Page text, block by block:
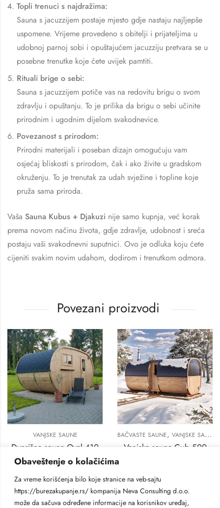
Obaveštenje o kolačićima
Za vreme korišćenja bilo koje stranice na veb-sajtu
https://burezakupanje.rs/ kompanija Neva Consulting d.o.o.
može da sačuva određene informacije na korisnikov uređaj,
Topli trenuci s najdražima:
Sauna s jacuzzijem postaje mjesto gdje nastaju najljepše
uspomene. Vrijeme provedeno s obitelji i prijateljima u
udobnoj parnoj sobi i opuštajućem jacuzziju pretvara se u
posebne trenutke koje ćete uvijek pamtiti.
Rituali brige o sebi:
Sauna s jacuzzijem potiče vas na redovitu brigu o svom
zdravlju i opuštanju. To je prilika da brigu o sebi učinite
prirodnim i ugodnim dijelom svakodnevice.
Povezanost s prirodom:
Prirodni materijali i poseban dizajn omogućuju vam
osjećaj bliskosti s prirodom, čak i ako živite u gradskom
okruženju. To je trenutak za udah svježine i topline koje
pruža sama priroda.
Vaša Sauna Kubus + Djakuzi nije samo kupnja, već korak
prema novom načinu života, gdje zdravlje, udobnost i sreća
postaju vaši svakodnevni suputnici. Ovo je odluka koju ćete
cijeniti svakim novim udahom, dodirom i trenutkom odmora.
Povezani proizvodi
,VANJSKE SAUNE
VANJSKE SAUNE
Dvorišna sauna Oval 410
6.400€
BAČVASTE SAUNE, VANJSKE SAUNE
Vanjska sauna Cub 500